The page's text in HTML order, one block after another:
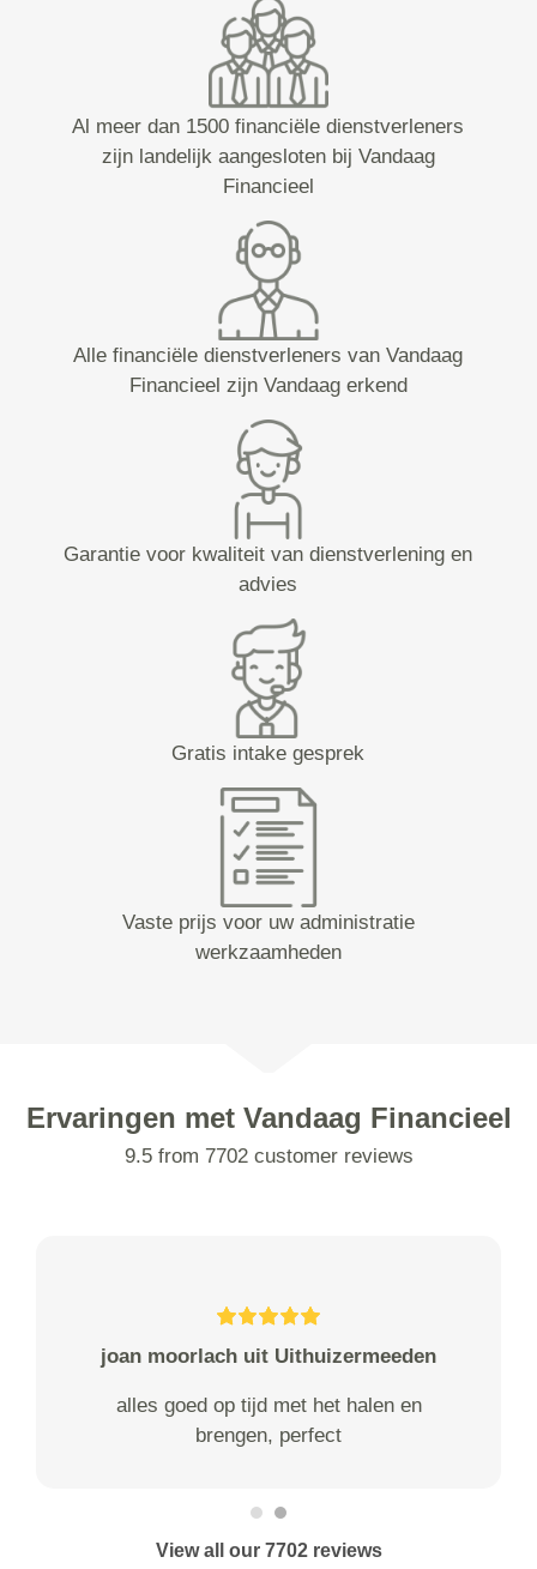
Al meer dan 1500 financiële dienstverleners
zijn landelijk aangesloten bij Vandaag
Financieel
Alle financiële dienstverleners van Vandaag
Financieel zijn Vandaag erkend
Garantie voor kwaliteit van dienstverlening en
advies
Gratis intake gesprek
Vaste prijs voor uw administratie
werkzaamheden
Ervaringen met Vandaag Financieel
9.5 from 7702 customer reviews
joan moorlach uit Uithuizermeeden
alles goed op tijd met het halen en
brengen, perfect
View all our 7702 reviews